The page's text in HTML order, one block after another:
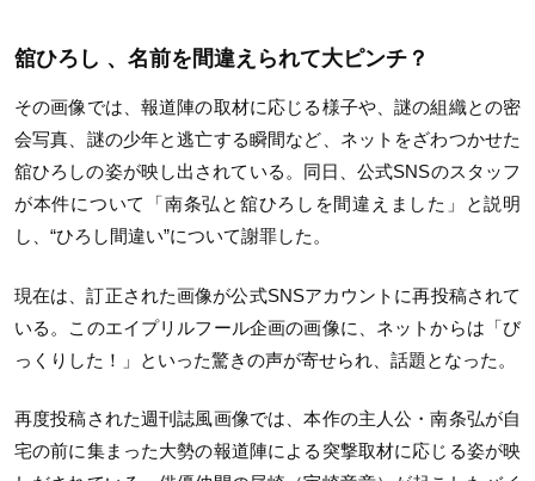
舘ひろし 、名前を間違えられて大ピンチ？
その画像では、報道陣の取材に応じる様子や、謎の組織との密
会写真、謎の少年と逃亡する瞬間など、ネットをざわつかせた
舘ひろしの姿が映し出されている。同日、公式SNSのスタッフ
が本件について「南条弘と舘ひろしを間違えました」と説明
し、“ひろし間違い”について謝罪した。
現在は、訂正された画像が公式SNSアカウントに再投稿されて
いる。このエイプリルフール企画の画像に、ネットからは「び
っくりした！」といった驚きの声が寄せられ、話題となった。
再度投稿された週刊誌風画像では、本作の主人公・南条弘が自
宅の前に集まった大勢の報道陣による突撃取材に応じる姿が映